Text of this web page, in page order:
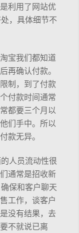
利用了网站优
，具体细节不
宝我们都知道
再确认付款。
制，到了付款
付款时间通常
都要三个月以
们手中。所以
款无异。
人员流动性很
通常是招收新
保和客户聊天
工作，谈客户
没有结果，去
不就说已离